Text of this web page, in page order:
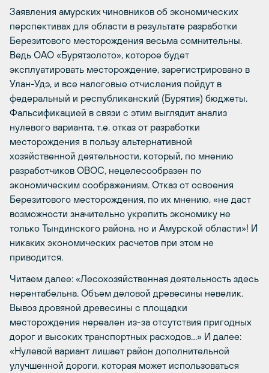
Заявления амурских чиновников об экономических
перспективах для области в результате разработки
Березитового месторождения весьма сомнительны.
Ведь ОАО «Бурятзолото», которое будет
эксплуатировать месторождение, зарегистрировано в
Улан-Удэ, и все налоговые отчисления пойдут в
федеральный и республиканский (Бурятия) бюджеты.
Фальсификацией в связи с этим выглядит анализ
нулевого варианта, т.е. отказ от разработки
месторождения в пользу альтернативной
хозяйственной деятельности, который, по мнению
разработчиков ОВОС, нецелесообразен по
экономическим соображениям. Отказ от освоения
Березитового месторождения, по их мнению, «не даст
возможности значительно укрепить экономику не
только Тындинского района, но и Амурской области»! И
никаких экономических расчетов при этом не
приводится.
Читаем далее: «Лесохозяйственная деятельность здесь
нерентабельна. Объем деловой древесины невелик.
Вывоз дровяной древесины с площадки
месторождения нереален из-за отсутствия пригодных
дорог и высоких транспортных расходов…» И далее:
«Нулевой вариант лишает район дополнительной
улучшенной дороги, которая может использоваться